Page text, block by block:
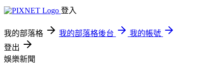
登入
我的部落格 我的部落格後台
我的帳號
登出
娛樂新聞